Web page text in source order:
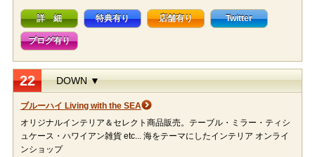
詳 細 特典有り 店舗有り Twitter
ブログ有り
22 DOWN ▼
ブルーハイ Living with the SEA
オリジナルインテリア＆セレクト商品販売。テーブル・ミラー・ティシ
ュケース・ハワイアン雑貨 etc... 海をテーマにしたインテリア オンライ
ンショップ